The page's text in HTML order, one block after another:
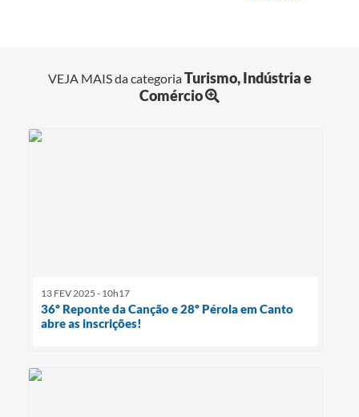
VEJA MAIS da categoriaTurismo, Indústria e
Comércio
13 FEV 2025 - 10h17
36º Reponte da Canção e 28º Pérola em Canto
abre as inscrições!